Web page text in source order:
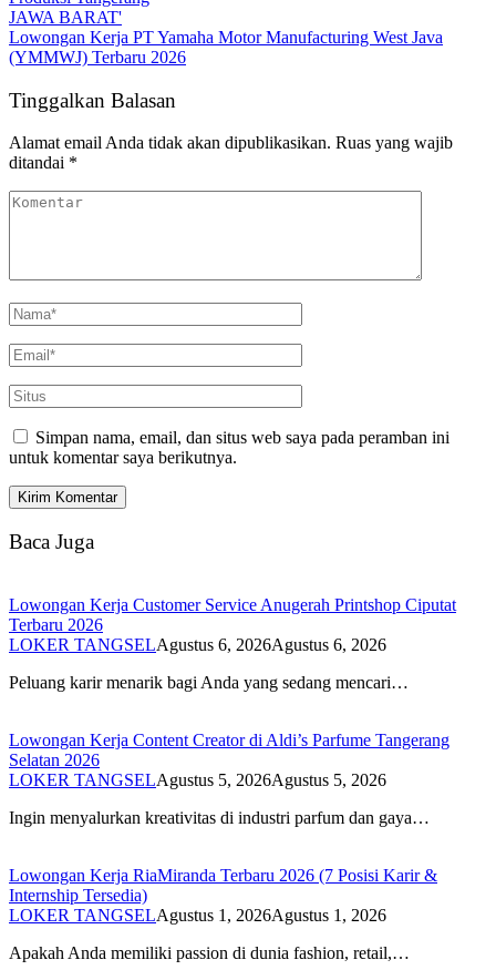
JAWA BARAT'
Lowongan Kerja PT Yamaha Motor Manufacturing West Java
(YMMWJ) Terbaru 2026
Tinggalkan Balasan
Alamat email Anda tidak akan dipublikasikan. Ruas yang wajib
ditandai *
Simpan nama, email, dan situs web saya pada peramban ini
untuk komentar saya berikutnya.
Baca Juga
Lowongan Kerja Customer Service Anugerah Printshop Ciputat
Terbaru 2026
LOKER TANGSELAgustus 6, 2026Agustus 6, 2026
Peluang karir menarik bagi Anda yang sedang mencari…
Lowongan Kerja Content Creator di Aldi’s Parfume Tangerang
Selatan 2026
LOKER TANGSELAgustus 5, 2026Agustus 5, 2026
Ingin menyalurkan kreativitas di industri parfum dan gaya…
Lowongan Kerja RiaMiranda Terbaru 2026 (7 Posisi Karir &
Internship Tersedia)
LOKER TANGSELAgustus 1, 2026Agustus 1, 2026
Apakah Anda memiliki passion di dunia fashion, retail,…